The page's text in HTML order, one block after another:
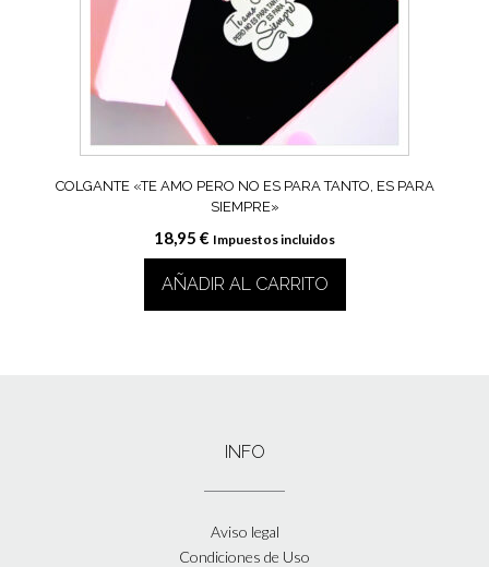
COLGANTE «TE AMO PERO NO ES PARA TANTO, ES PARA
SIEMPRE»
18,95 € Impuestos incluidos
AÑADIR AL CARRITO
INFO
Aviso legal
Condiciones de Uso